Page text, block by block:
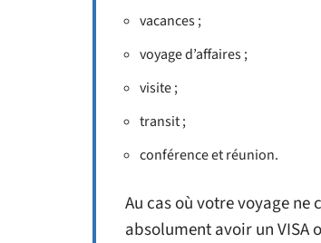
vacances ;
voyage d’affaires ;
visite ;
transit ;
conférence et réunion.
Au cas où votre voyage
absolument avoir un VISA